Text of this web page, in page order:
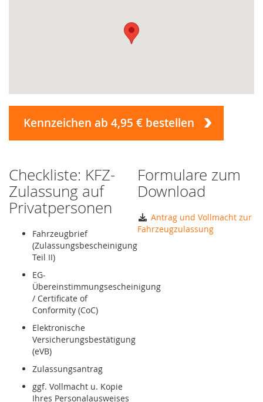
Kennzeichen ab 4,95 € bestellen
Checkliste: KFZ-
Zulassung auf
Privatpersonen
Fahrzeugbrief
(Zulassungsbescheinigung
Teil II)
EG-
Übereinstimmungsescheinigung
/ Certificate of
Conformity (CoC)
Elektronische
Versicherungsbestätigung
(eVB)
Zulassungsantrag
ggf. Vollmacht u. Kopie
Ihres Personalausweises
Formulare zum
Download
Antrag und Vollmacht zur
Fahrzeugzulassung